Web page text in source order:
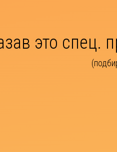
это спец.